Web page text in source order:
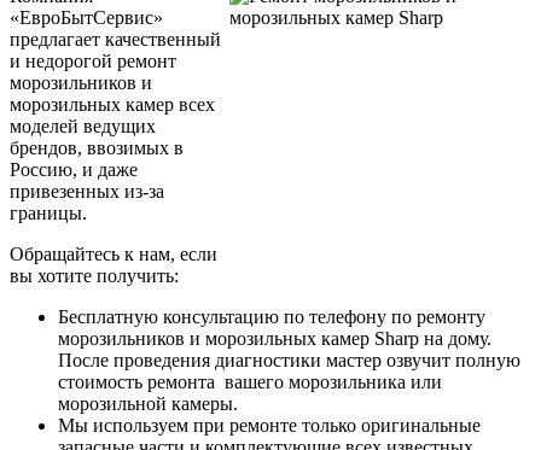
«ЕвроБытСервис»
предлагает качественный
и недорогой ремонт
морозильников и
морозильных камер всех
моделей ведущих
брендов, ввозимых в
Россию, и даже
привезенных из-за
границы.
Обращайтесь к нам, если
вы хотите получить:
Бесплатную консультацию по телефону по ремонту
морозильников и морозильных камер Sharp на дому.
После проведения диагностики мастер озвучит полную
стоимость ремонта вашего морозильника или
морозильной камеры.
Мы используем при ремонте только оригинальные